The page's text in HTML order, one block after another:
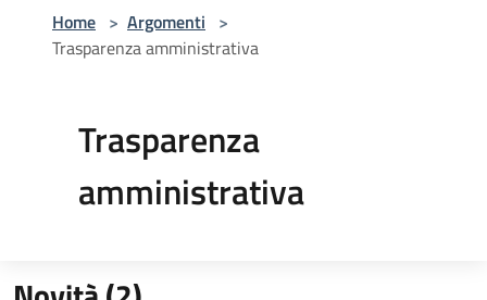
Home > Argomenti >
Trasparenza amministrativa
Trasparenza
amministrativa